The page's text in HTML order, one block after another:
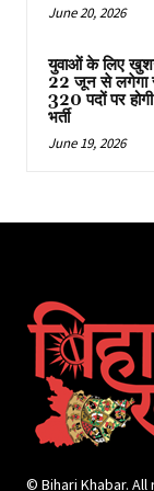
June 20, 2026
युवाओं के लिए
22 जून से लगेगा
320 पदों पर
भर्ती
June 19, 2026
© Bihari Khabar. All